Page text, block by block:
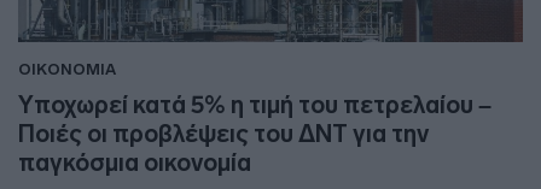
ΟΙΚΟΝΟΜΙΑ
Υποχωρεί κατά 5% η τιμή του πετρελαίου –
Ποιές οι προβλέψεις του ΔΝΤ για την
παγκόσμια οικονομία